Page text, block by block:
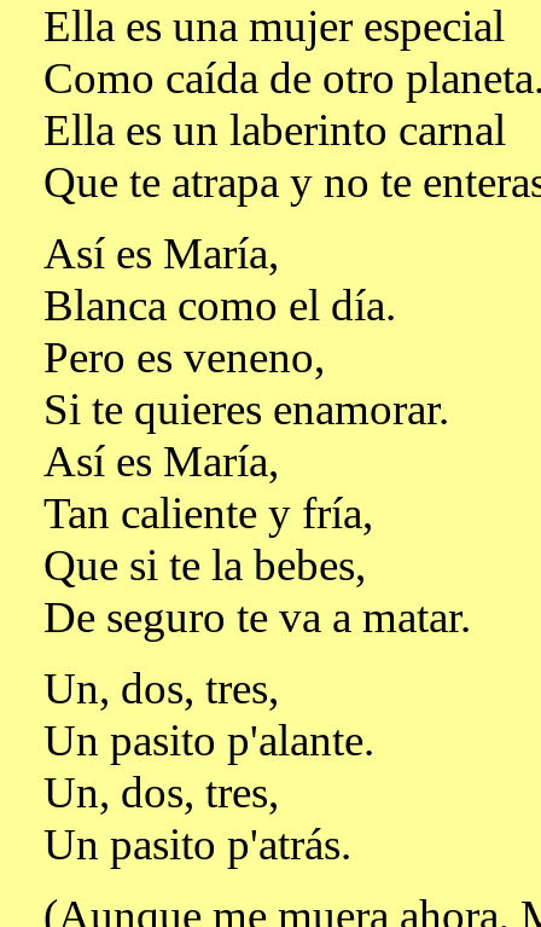
Ella es una mujer especial
Como caída de otro
Ella es un laberinto carnal
Que te atrapa y no te
Así es María,
Blanca como el día.
Pero es veneno,
Si te quieres enamorar.
Así es María,
Tan caliente y fría,
Que si te la bebes,
De seguro te va a matar.
Un, dos, tres,
Un pasito p'alante.
Un, dos, tres,
Un pasito p'atrás.
(Aunque me muera ahora,